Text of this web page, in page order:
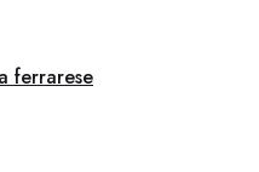
ferrarese